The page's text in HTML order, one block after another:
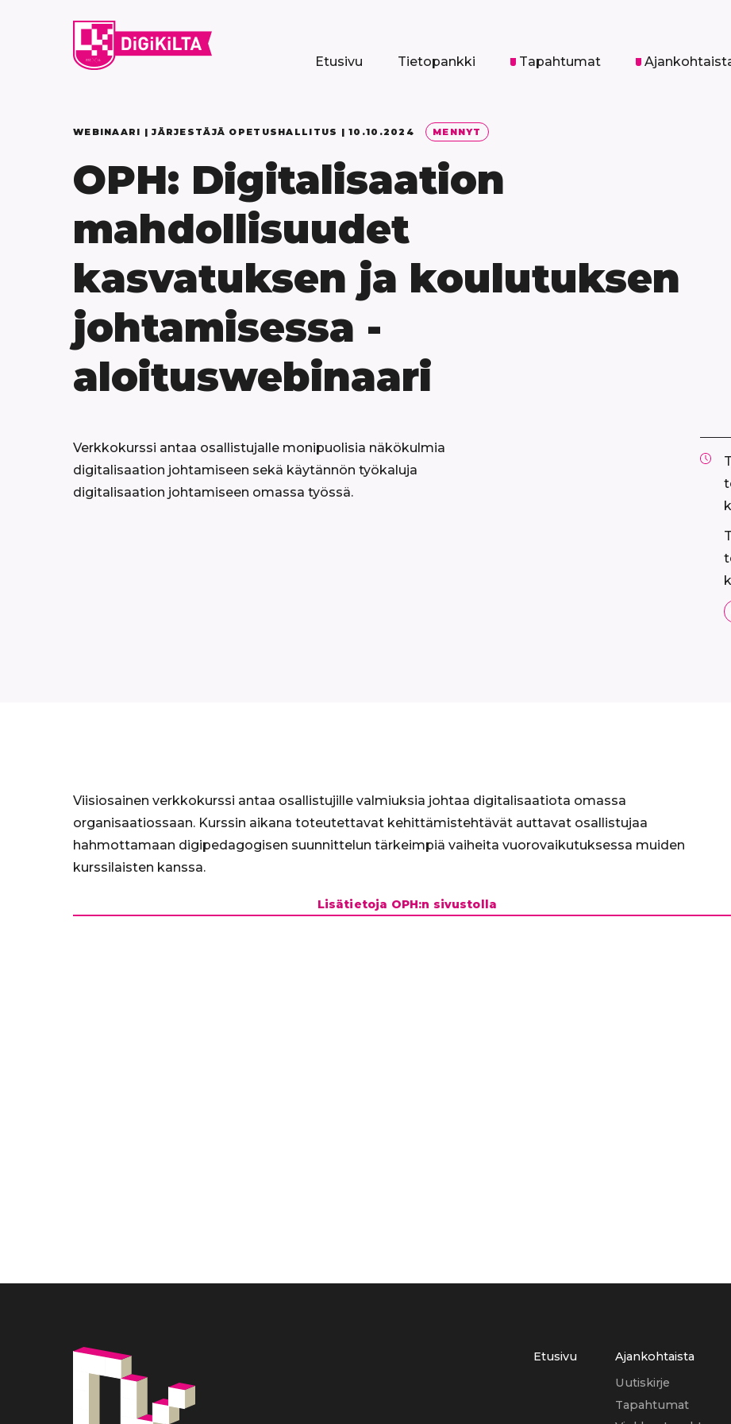
Etusivu Tietopankki Tapahtumat
WEBINAARI | JÄRJESTÄJÄ OPETUSHALLITUS |10.10.2024 MENNYT
OPH: Digitalisaation
mahdollisuudet
kasvatuksen ja koulutuksen
johtamisessa -
aloituswebinaari
Verkkokurssi antaa osallistujalle monipuolisia näkökulmia
digitalisaation johtamiseen sekä käytännön työkaluja
digitalisaation johtamiseen omassa työssä.
Viisiosainen verkkokurssi antaa osallistujille valmiuksia johtaa digitalisaatiota omassa
organisaatiossaan. Kurssin aikana toteutettavat kehittämistehtävät auttavat osallistujaa
hahmottamaan digipedagogisen suunnittelun tärkeimpiä vaiheita vuorovaikutuksessa muiden
kurssilaisten kanssa.
Lisätietoja OPH:n sivustolla
Etusivu
Ajankohtaista
Uutiskirje
Tapahtumat